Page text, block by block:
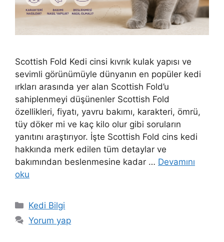
Scottish Fold Kedi cinsi kıvrık kulak yapısı ve
sevimli görünümüyle dünyanın en popüler kedi
ırkları arasında yer alan Scottish Fold’u
sahiplenmeyi düşünenler Scottish Fold
özellikleri, fiyatı, yavru bakımı, karakteri, ömrü,
tüy döker mi ve kaç kilo olur gibi soruların
yanıtını araştırıyor. İşte Scottish Fold cins kedi
hakkında merk edilen tüm detaylar ve
bakımından beslenmesine kadar … Devamını
oku
Kategoriler
Kedi Bilgi
Yorum yap